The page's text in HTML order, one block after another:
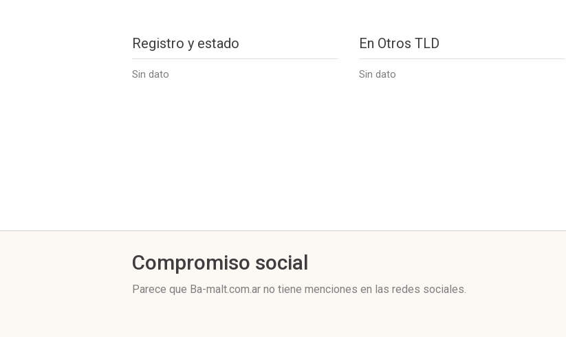
Registro y estado
Sin dato
En Otros TLD
Sin dato
Compromiso social
Parece que Ba-malt.com.ar no tiene menciones en las redes sociales.